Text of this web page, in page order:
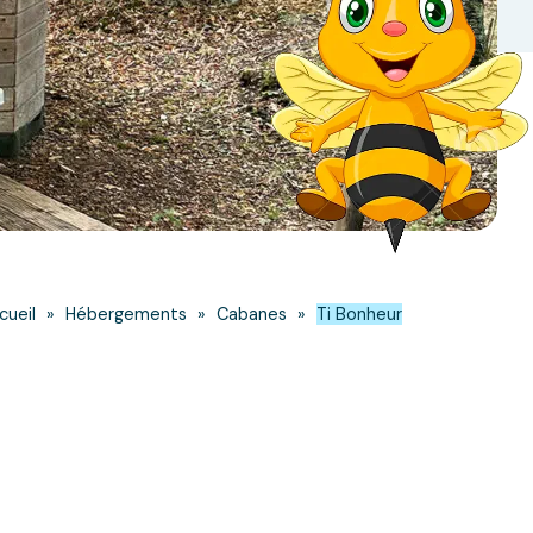
» Hébergements » Cabanes » Ti Bonheur